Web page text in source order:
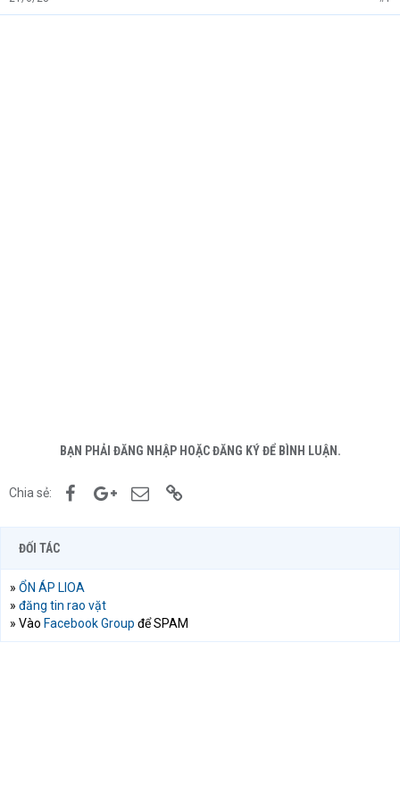
BẠN PHẢI ĐĂNG NHẬP HOẶC ĐĂNG KÝ ĐỂ BÌNH LUẬN.
Chia sẻ: FacebookGoogle+Email
ĐỐI TÁC
» ỔN ÁP LIOA
» đăng tin rao vặt
» Vào Facebook Group để SPAM